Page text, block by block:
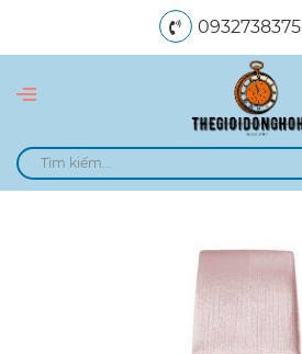
0932738375
dangngocle89@gmail.com